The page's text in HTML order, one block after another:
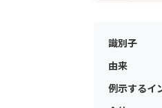
識別子
由来
例示するイ